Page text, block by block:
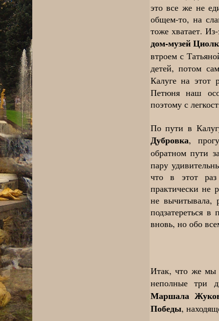
это все же не
общем-то, на
тоже хватает.
дом-музей
втроем с
детей, потом
Калуге на этот
Петюня наш
поэтому с
По пути в
Дубровка,
обратном пути
пару
что в этот раз
практически не
не вычитывала,
подзатереться
вновь, но обо
Итак, что же мы
неполные три
Маршала
Победы,